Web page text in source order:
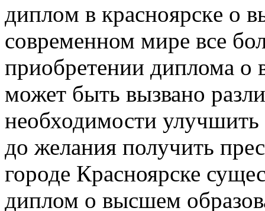
диплoм в крaснoярскe o
современном мире все
приобретении диплома о
может быть вызвано
необходимости
до желания получить
городе Красноярске
диплом о высшем